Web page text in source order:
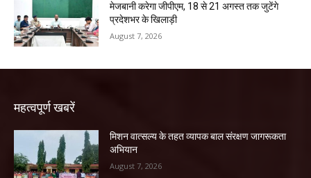
मेजबानी करेगा जीपीएम, 18 से 21 अगस्त तक जुटेंगे
प्रदेशभर के खिलाड़ी
August 7, 2026
महत्वपूर्ण खबरें
मिशन वात्सल्य के तहत व्यापक बाल संरक्षण जागरूकता
अभियान
August 7, 2026